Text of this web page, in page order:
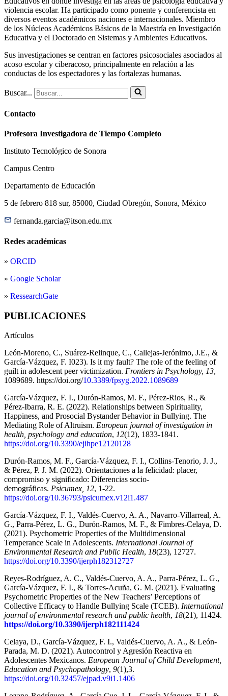
violencia escolar. Ha participado como ponente y conferencista en
diversos eventos académicos naciones e internacionales. Miembro
de los Núcleos Académicos Básicos de la Maestría en Investigación
Educativa y el Doctorado en Sistemas y Ambientes Educativos.
Sus investigaciones se centran en factores psicosociales asociados al
acoso escolar y ciberacoso, principalmente en relación a las
conductas de los espectadores y las fortalezas humanas.
Buscar...
Contacto
Profesora Investigadora de Tiempo Completo
Instituto Tecnológico de Sonora
Campus Centro
Departamento de Educación
5 de febrero 818 sur, 85000, Ciudad Obregón, Sonora, México
fernanda.garcia@itson.edu.mx
Redes académicas
» ORCID
» Google Scholar
» RessearchGate
PUBLICACIONES
Artículos
León-Moreno, C., Suárez-Relinque, C., Callejas-Jerónimo, J.E., &
García-Vázquez, F. I023). Is it my fault? The role of the feeling of
guilt in adolescent peer victimization. Frontiers in Psychology, 13,
1089689. https://doi.org/10.3389/fpsyg.2022.1089689
García-Vázquez, F. I., Durón-Ramos, M. F., Pérez-Rios, R., &
Pérez-Ibarra, R. E. (2022). Relationships between Spirituality,
Happiness, and Prosocial Bystander Behavior in Bullying. The
Mediating Role of Altruism. European journal of investigation in
health, psychology and education, 12(12), 1833-1841.
https://doi.org/10.3390/ejihpe12120128
Durón-Ramos, M. F., García-Vázquez, F. I., Collins-Tenorio, J. J.,
& Pérez, P. J. M. (2022). Orientaciones a la felicidad: placer,
compromiso y significado: Diferencias socio-
demográficas. Psicumex, 12, 1-22.
https://doi.org/10.36793/psicumex.v12i1.487
García-Vázquez, F. I., Valdés-Cuervo, A. A., Navarro-Villarreal, A.
G., Parra-Pérez, L. G., Durón-Ramos, M. F., & Fimbres-Celaya, D.
(2021). Psychometric Properties of the Multidimensional
Temperance Scale in Adolescents. International Journal of
Environmental Research and Public Health, 18(23), 12727.
https://doi.org/10.3390/ijerph182312727
Reyes-Rodríguez, A. C., Valdés-Cuervo, A. A., Parra-Pérez, L. G.,
García-Vázquez, F. I., & Torres-Acuña, G. M. (2021). Evaluating
Psychometric Properties of the New Teachers’ Perceptions of
Collective Efficacy to Handle Bullying Scale (TCEB). International
journal of environmental research and public health, 18(21), 11424.
https://doi.org/10.3390/ijerph182111424
Celaya, D., García-Vázquez, F. I., Valdés-Cuervo, A. A., & León-
Parada, M. D. (2021). Autocontrol y Agresión Reactiva en
Adolescentes Mexicanos. European Journal of Child Development,
Education and Psychopathology, 9(1),3.
https://doi.org/10.32457/ejpad.v9i1.1406